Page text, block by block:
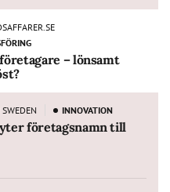
– lönsamt
INNOVATION
företagsnamn till